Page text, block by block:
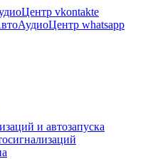
и автозапуска